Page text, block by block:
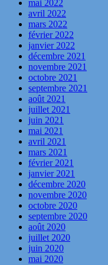
mai 2022
avril 2022
mars 2022
février 2022
janvier 2022
décembre 2021
novembre 2021
octobre 2021
septembre 2021
août 2021
juillet 2021
juin 2021
mai 2021
avril 2021
mars 2021
février 2021
janvier 2021
décembre 2020
novembre 2020
octobre 2020
septembre 2020
août 2020
juillet 2020
juin 2020
mai 2020